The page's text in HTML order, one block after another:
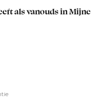
als vanouds in Mijne